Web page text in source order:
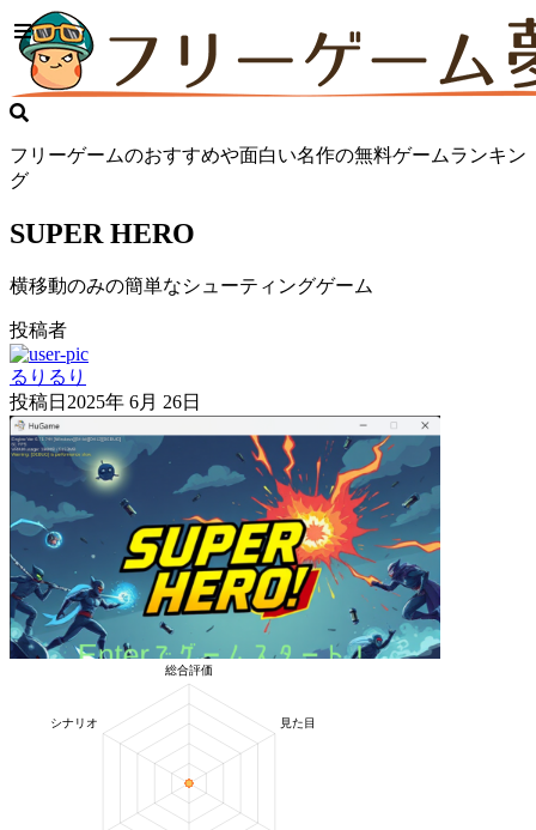
フリーゲームのおすすめや面白い名作の無料ゲームランキン
グ
SUPER HERO
横移動のみの簡単なシューティングゲーム
投稿者
るりるり
投稿日 2025年 6月 26日